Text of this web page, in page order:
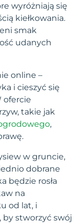
wyróżniają się
kiełkowania.
smak
udanych
online –
i cieszyć się
ofercie
takie jak
,
w gruncie,
dobrane
będzie rosła
na
od lat, i
by stworzyć swój